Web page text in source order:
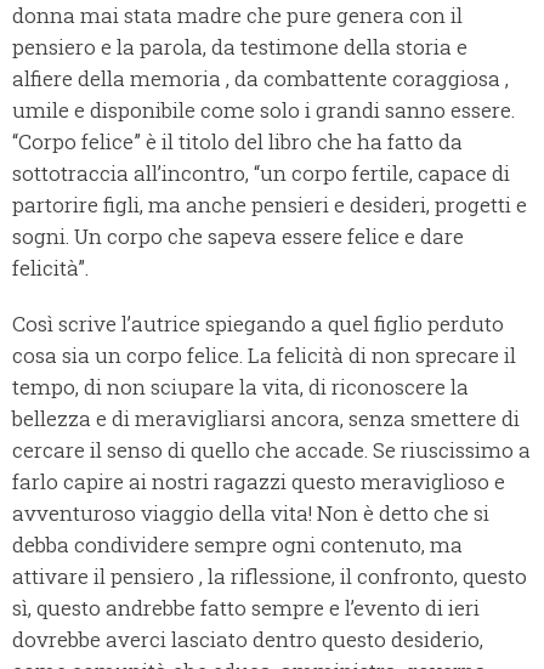
donna mai stata madre che pure genera con il
pensiero e la parola, da testimone della storia e
alfiere della memoria , da combattente coraggiosa ,
umile e disponibile come solo i grandi sanno essere.
“Corpo felice” è il titolo del libro che ha fatto da
sottotraccia all’incontro, “un corpo fertile, capace di
partorire figli, ma anche pensieri e desideri, progetti e
sogni. Un corpo che sapeva essere felice e dare
felicità”.
Così scrive l’autrice spiegando a quel figlio perduto
cosa sia un corpo felice. La felicità di non sprecare il
tempo, di non sciupare la vita, di riconoscere la
bellezza e di meravigliarsi ancora, senza smettere di
cercare il senso di quello che accade. Se riuscissimo a
farlo capire ai nostri ragazzi questo meraviglioso e
avventuroso viaggio della vita! Non è detto che si
debba condividere sempre ogni contenuto, ma
attivare il pensiero , la riflessione, il confronto, questo
sì, questo andrebbe fatto sempre e l’evento di ieri
dovrebbe averci lasciato dentro questo desiderio,